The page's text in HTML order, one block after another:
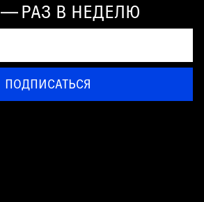
— РАЗ В НЕДЕЛЮ
ПОДПИСАТЬСЯ